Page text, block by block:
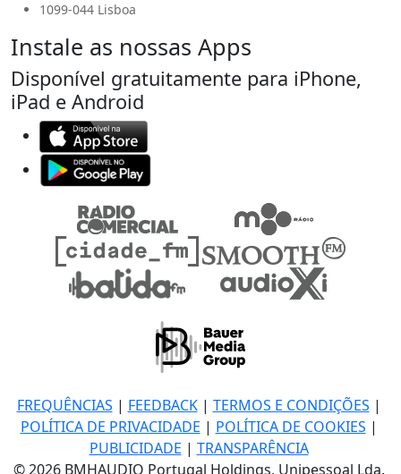
1099-044 Lisboa
Instale as nossas Apps
Disponível gratuitamente para iPhone,
iPad e Android
FREQUÊNCIAS | FEEDBACK| TERMOS E CONDIÇÕES |
POLÍTICA DE PRIVACIDADE | POLÍTICA DE COOKIES |
PUBLICIDADE | TRANSPARÊNCIA
© 2026 BMHAUDIO Portugal Holdings, Unipessoal Lda.